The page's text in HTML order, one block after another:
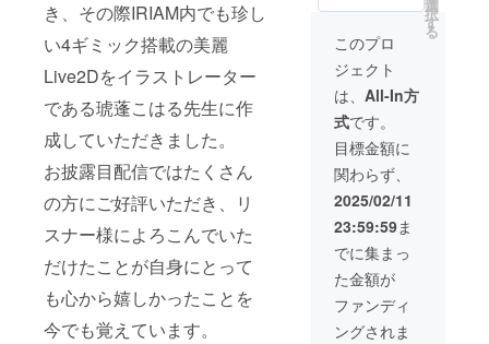
き、その際IRIAM内でも珍し
い4ギミック搭載の美麗
Live2Dをイラストレーター
である琥蓬こはる先生に作
成していただきました。
お披露目配信ではたくさん
の方にご好評いただき、リ
スナー様によろこんでいた
だけたことが自身にとって
も心から嬉しかったことを
今でも覚えています。
はお控えくださ 選
択
す
る
このプロ
ジェクト
は、 All-In方
式です。
目標金額に
関わらず、
2025/02/11
23:59:59ま
でに集まっ
た金額が
ファンディ
ングされま